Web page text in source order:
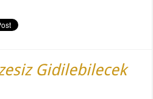
Gidilebilecek